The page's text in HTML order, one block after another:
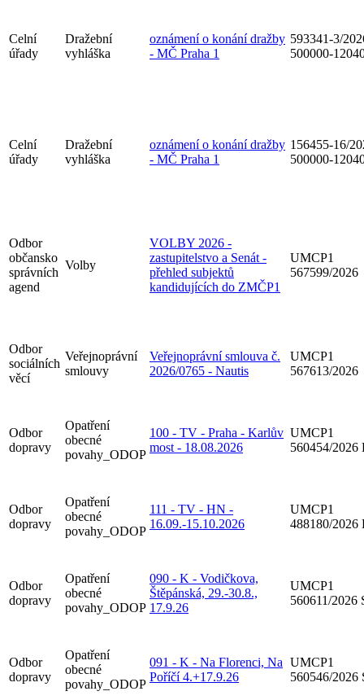
Celní
úřady
Dražební
vyhláška
oznámení o konání dražby
- MČ Praha 1
593341-3/
500000-
Celní
úřady
Dražební
vyhláška
oznámení o konání dražby
- MČ Praha 1
156455-16/
500000-
Odbor
občansko
správních
agend
Volby
VOLBY 2026 -
zastupitelstvo a Senát -
přehled subjektů
kandidujících do ZMČP1
UMCP1
567599/2026
Odbor
sociálních
věcí
Veřejnoprávní
smlouvy
Veřejnoprávní smlouva č.
2026/0765 - Nautis
UMCP1
567613/2026
Odbor
dopravy
Opatření
obecné
povahy_ODOP
100 - TV - Praha - Karlův
most - 18.08.2026
UMCP1
560454/2026
Odbor
dopravy
Opatření
obecné
povahy_ODOP
111 - TV - HN -
16.09.-15.10.2026
UMCP1
488180/2026
Odbor
dopravy
Opatření
obecné
povahy_ODOP
090 - K - Vodičkova,
Štěpánská, 29.-30.8.,
17.9.26
UMCP1
560611/2026
Odbor
dopravy
Opatření
obecné
povahy_ODOP
091 - K - Na Florenci, Na
Poříčí 4.+17.9.26
UMCP1
560546/2026